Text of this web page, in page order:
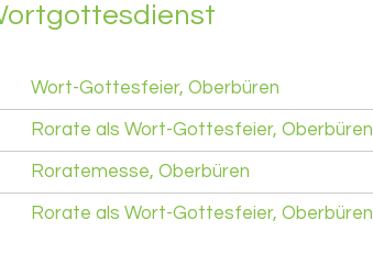
Wort-Gottesfeier, Oberbüren
Rorate als Wort-Gottesfeier, Oberbüren
Roratemesse, Oberbüren
Rorate als Wort-Gottesfeier, Oberbüren